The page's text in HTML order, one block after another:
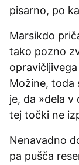
pisarno, po
Marsikdo
tako pozno
Možine, toda
je, da »dela v
tej točki ne
Nenavadno
pa pušča